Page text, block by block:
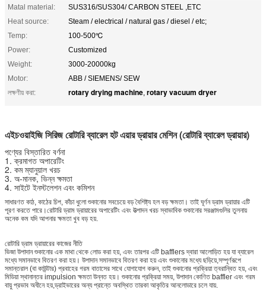
Matal material:
SUS316/SUS304/ CARBON STEEL ,ETC
Heat source:
Steam / electrical / natural gas / diesel / etc;
Temp:
100-500℃
Power:
Customized
Weight:
3000-20000kg
Motor:
ABB / SIEMENS/ SEW
লক্ষণীয় করা:
rotary drying machine, rotary vacuum dryer
এইচওয়াইজি সিরিজ রোটারি ব্যারেল হট এয়ার ড্রায়ার মেশিন (রোটারি ব্যারেল ড্রায়ার)
পণ্যের বিস্তারিত বর্ণনা
1. ক্রমাগত অপারেটিং
2. কম ম্যানুয়াল খরচ
3. অ-মানক, ভিন্ন ক্ষমতা
4. সাইটে ইনস্টলেশন এবং কমিশন
সাধারণত কাঠ, কাঠের চিপ, কাঁচা ধুলো শুকানোর সবচেয়ে বড় বৈশিষ্ট্য হল বড় ক্ষমতা। তাই ঘূর্ণন ড্রাম ড্রায়ার এটি
পূরণ করতে পারে।রোটারি ড্রাম ড্রায়ারের অপারেটিং এবং উত্পাদন খরচ স্বাভাবিক শুকানোর সরঞ্জামগুলির তুলনায়
অনেক কম যদি আপনার ক্ষমতা খুব বড় হয়.
রোটারি ড্রাম ড্রায়ারের কাজের নীতি
ভিজা উপাদান শুকানোর এক মাথা থেকে লোড করা হয়, এবং তারপর এটি bafflers দ্বারা আলোড়িত হয় যা ব্যারেল
মধ্যে সমানভাবে বিতরণ করা হয়। উপাদান সমানভাবে বিতরণ করা হয় এবং শুকানোর মধ্যে ছড়িয়ে,সম্পূর্ণরূপে
সমান্তরাল (বা কাউন্টার) প্রবাহের গরম বাতাসের সাথে যোগাযোগ করুন, তাই শুকানোর প্রক্রিয়া ত্বরান্বিত হয়, এবং
মিডিয়া স্থানান্তর impulsion ক্ষমতা উন্নত হয়। শুকানোর প্রক্রিয়া সময়, উপাদান কোণিত baffler এবং গরম
বায়ু প্রভাব অধীনে হয়,ড্রাইভারের অন্য প্রান্তে অবস্থিত তারকা আকৃতির আনলোডারে চলে যায়.